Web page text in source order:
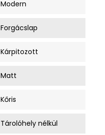
Modern
Forgácslap
Kárpitozott
Matt
Kőris
Tárolóhely nélkül